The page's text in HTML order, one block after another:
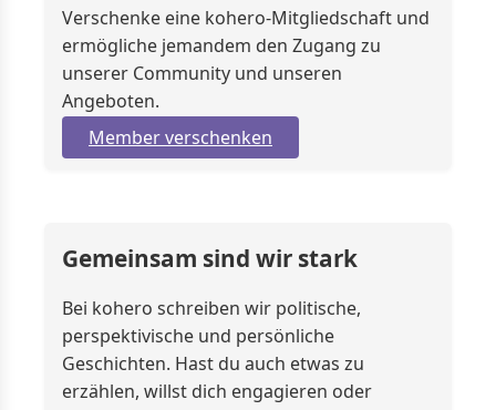
Verschenke eine kohero-Mitgliedschaft und
ermögliche jemandem den Zugang zu
unserer Community und unseren
Angeboten.
Member verschenken
Gemeinsam sind wir stark
Bei kohero schreiben wir politische,
perspektivische und persönliche
Geschichten. Hast du auch etwas zu
erzählen, willst dich engagieren oder